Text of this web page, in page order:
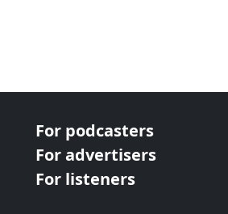
For podcasters
For advertisers
For listeners